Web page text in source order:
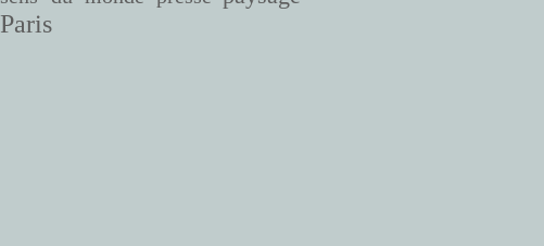
Paris